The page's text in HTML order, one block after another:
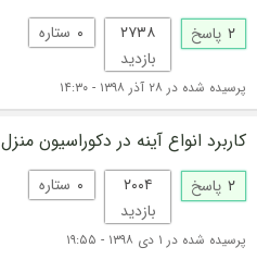
پاسخ
۲۷۳۸
بازدید
ستاره
پرسیده شده در ۲۸ آذر ۱۳۹۸ - ۱۴:۳۰
کاربرد انواع آینه در دکوراسیون
پاسخ
۲۰۰۴
بازدید
ستاره
پرسیده شده در ۱ دی ۱۳۹۸ - ۱۹:۵۵